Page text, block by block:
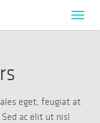
eget, feugiat at
ac elit ut nisl